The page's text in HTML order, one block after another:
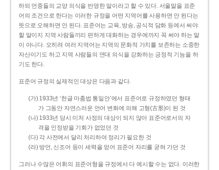
하되 언중들의 교양 의식을 반영한 말이라고 할 수 있다. 서울말을 표준
어의 조건으로 한다는 이러한 규정을 어떤 지역어를 사용하면 안 된다는
뜻으로 오해하면 안 된다. 표준어는 교육, 방송, 공식적 담화 등에서 써야
할 말이지 지역 사람들끼리 편하게 대화하는 경우에까지 꼭 써야 하는 말
이 아니다. 오히려 여러 지역어는 지역의 문화적 가치를 보존하는 소중한
자산이기도 하고 지역 사람들의 연대 의식을 강화하는 긍정적 기능을 하
기도 한다.
표준어 규정의 실제적인 대상은 다음과 같다.
(가) 1933년 ‘한글 마춤법 통일안’에서 표준어로 규정하였던 형태
가 그동안 자연스러운 언어 변화에 의해 고형(古形)이 된 것
(나) 1933년 당시 미처 사정의 대상이 되지 않아 표준어로서의 자
격을 인정받을 기회가 없었던 것
(다) 각 사전에서 달리 처리하여 정리가 필요한 것
(라) 방언, 신조어 등이 세력을 얻어 표준어 자리를 굳혀 가던 것
그러나 수많은 어휘의 표준어형을 규정에서 다 예시할 수는 없다. 이러한